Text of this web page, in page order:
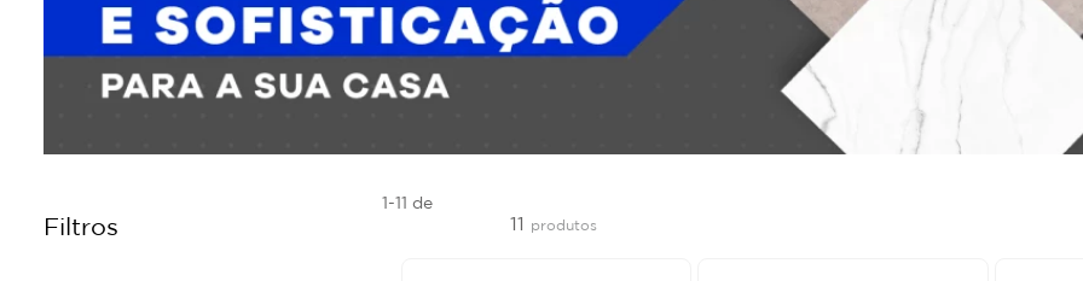
Filtros
1-11 de
11 produtos